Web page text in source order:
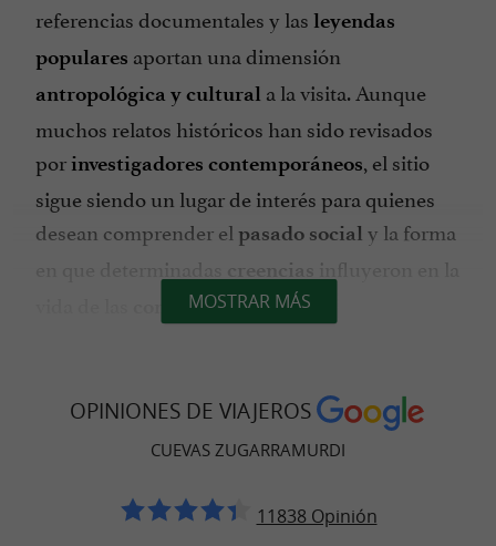
referencias documentales y las leyendas
populares aportan una dimensión
antropológica y cultural a la visita. Aunque
muchos relatos históricos han sido revisados
porinvestigadores contemporáneos, el sitio
sigue siendo un lugar de interés para quienes
desean comprender el pasado social y la forma
en que determinadas
creencias
influyeron en la
comunidades rurales
Características geológicas
Desde el punto de vistageológico, las cuevas
de Zugarramurdi presentan una estructura de
piedra calizamodelada por laacción del agua
MOSTRAR MÁS
OPINIONES DE VIAJEROS
CUEVAS ZUGARRAMURDI
11838 Opinión